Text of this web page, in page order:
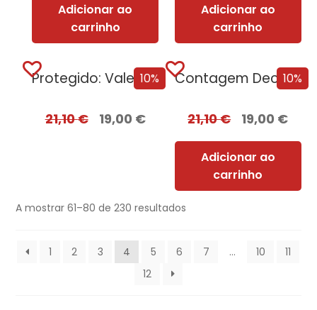
Adicionar ao
carrinho
Adicionar ao
carrinho
10%
Protegido: Vale Tudo Edição com EDGES
21,10€ 19,00 €
10%
Contagem Decrescente Para o Verão
21,10€ 19,00 €
Adicionar ao
carrinho
A mostrar 61–80 de 230 resultados
1 2 3 4 5 6 7 … 10
11
12